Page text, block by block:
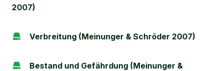
2007)
Verbreitung (Meinunger & Schröder 2007)
Bestand und Gefährdung (Meinunger &